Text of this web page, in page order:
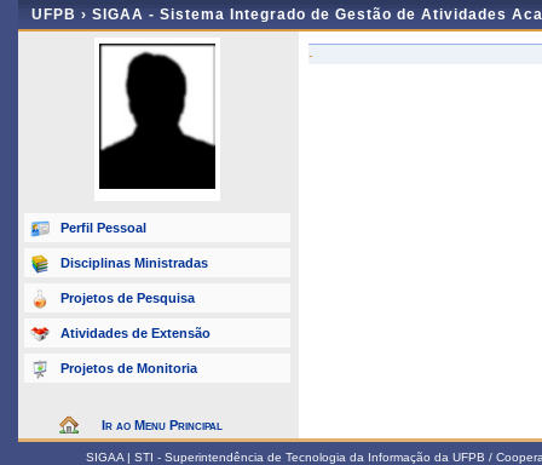
UFPB › SIGAA - Sistema Integrado de Gestão de Atividades
Perfil Pessoal
Disciplinas Ministradas
Projetos de Pesquisa
Atividades de Extensão
Projetos de Monitoria
Ir ao Menu Principal
-
SIGAA | STI - Superintendência de Tecnologia da Informação da UFPB /